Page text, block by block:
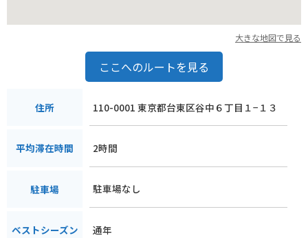
大きな地図で見る
ここへのルートを見る
住所 110-0001 東京都台東区谷中６丁目１−１３
平均滞在時間 2時間
駐車場 駐車場なし
ベストシーズン 通年